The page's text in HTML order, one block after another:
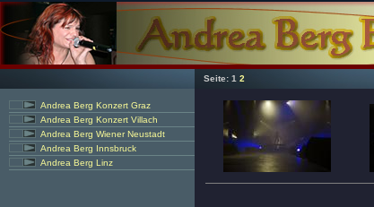
Seite: 1 2
Andrea Berg Konzert Graz
Andrea Berg Konzert Villach
Andrea Berg Wiener Neustadt
Andrea Berg Innsbruck
Andrea Berg Linz